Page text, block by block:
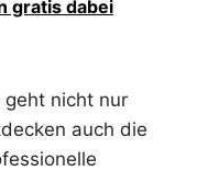
gratis dabei
nicht nur
auch die